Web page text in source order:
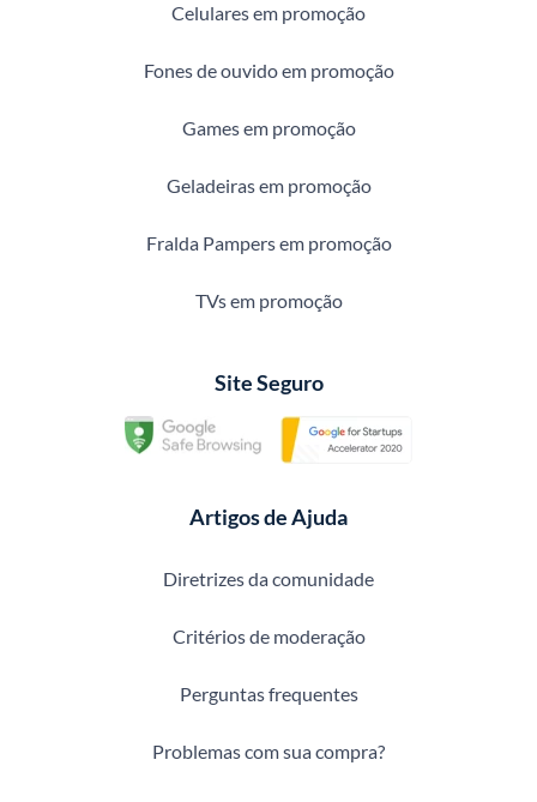
Celulares em promoção
Fones de ouvido em promoção
Games em promoção
Geladeiras em promoção
Fralda Pampers em promoção
TVs em promoção
Site Seguro
Artigos de Ajuda
Diretrizes da comunidade
Critérios de moderação
Perguntas frequentes
Problemas com sua compra?